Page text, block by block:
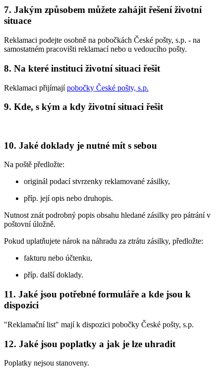
7. Jakým způsobem můžete zahájit řešení životní
situace
Reklamaci podejte osobně na pobočkách České pošty, s.p. - na
samostatném pracovišti reklamací nebo u vedoucího pošty.
8. Na které instituci životní situaci řešit
Reklamaci přijímajípobočky České pošty, s.p.
9. Kde, s kým a kdy životní situaci řešit
10. Jaké doklady je nutné mít s sebou
Na poště předložte:
originál podací stvrzenky reklamované zásilky,
příp. její opis nebo druhopis.
Nutnost znát podrobný popis obsahu hledané zásilky pro pátrání v
poštovní úložně.
Pokud uplatňujete nárok na náhradu za ztrátu zásilky, předložte:
fakturu nebo účtenku,
příp. další doklady.
11. Jaké jsou potřebné formuláře a kde jsou k
dispozici
"Reklamační list" mají k dispozici pobočky České pošty, s.p.
12. Jaké jsou poplatky a jak je lze uhradit
Poplatky nejsou stanoveny.